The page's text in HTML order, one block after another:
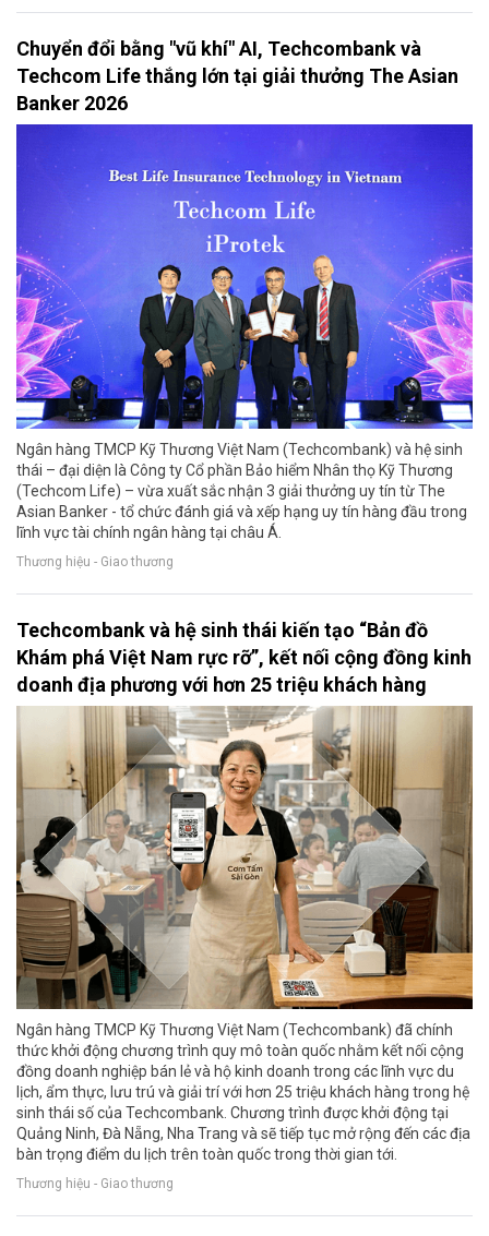
Chuyển đổi bằng "vũ khí" AI, Techcombank và
Techcom Life thắng lớn tại giải thưởng The Asian
Banker 2026
Ngân hàng TMCP Kỹ Thương Việt Nam (Techcombank) và hệ sinh
thái – đại diện là Công ty Cổ phần Bảo hiểm Nhân thọ Kỹ Thương
(Techcom Life) – vừa xuất sắc nhận 3 giải thưởng uy tín từ The
Asian Banker - tổ chức đánh giá và xếp hạng uy tín hàng đầu trong
lĩnh vực tài chính ngân hàng tại châu Á.
Thương hiệu - Giao thương
Techcombank và hệ sinh thái kiến tạo “Bản đồ
Khám phá Việt Nam rực rỡ”, kết nối cộng đồng kinh
doanh địa phương với hơn 25 triệu khách hàng
Ngân hàng TMCP Kỹ Thương Việt Nam (Techcombank) đã chính
thức khởi động chương trình quy mô toàn quốc nhằm kết nối cộng
đồng doanh nghiệp bán lẻ và hộ kinh doanh trong các lĩnh vực du
lịch, ẩm thực, lưu trú và giải trí với hơn 25 triệu khách hàng trong hệ
sinh thái số của Techcombank. Chương trình được khởi động tại
Quảng Ninh, Đà Nẵng, Nha Trang và sẽ tiếp tục mở rộng đến các địa
bàn trọng điểm du lịch trên toàn quốc trong thời gian tới.
Thương hiệu - Giao thương